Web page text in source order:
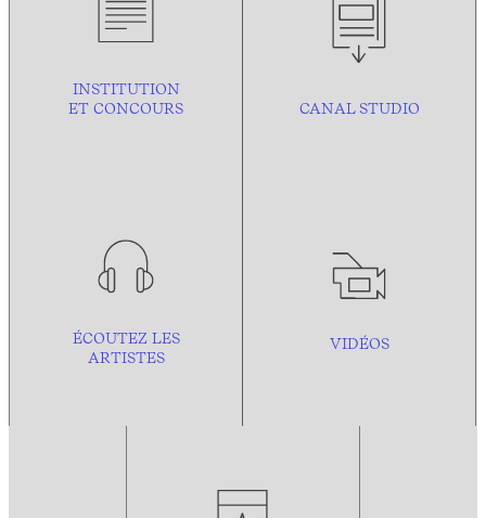
INSTITUTION
ET CONCOURS
CANAL STUDIO
ÉCOUTEZ LES
ARTISTES
VIDÉOS